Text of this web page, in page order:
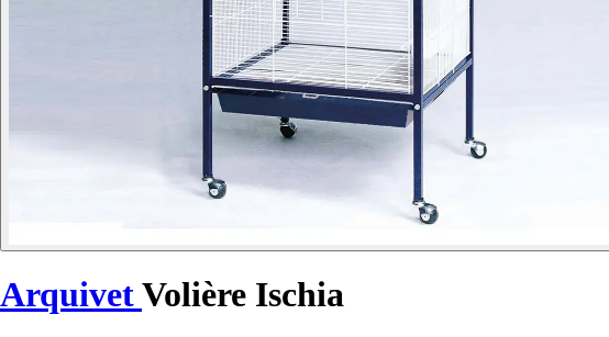
ArquivetVolière Ischia